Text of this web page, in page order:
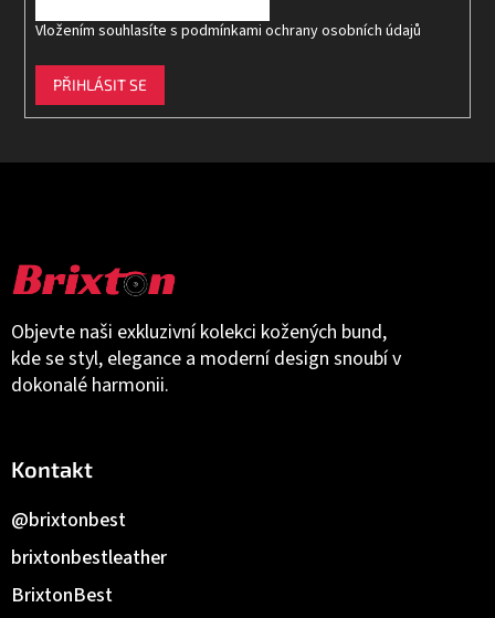
Objevte naši exkluzivní kolekci kožených bund,
kde se styl, elegance a moderní design snoubí v
dokonalé harmonii.
Kontakt
BrixtonBest
brixtonbestleather
@brixtonbest
Vložením souhlasíte s podmínkami ochrany osobních údajů
PŘIHLÁSIT SE